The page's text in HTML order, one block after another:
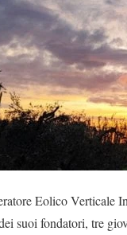
Eolico Verticale
suoi fondatori, tre